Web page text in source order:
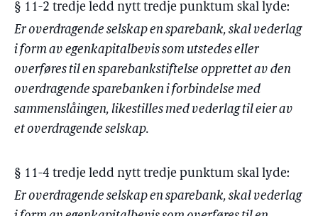
§ 11-2 tredje ledd nytt tredje punktum skal lyde:
Er overdragende selskap en sparebank, skal vederlag
i form av egenkapitalbevis som utstedes eller
overføres til en sparebankstiftelse opprettet av den
overdragende sparebanken i forbindelse med
sammenslåingen, likestilles med vederlag til eier av
et overdragende selskap.
§ 11-4 tredje ledd nytt tredje punktum skal lyde:
Er overdragende selskap en sparebank, skal vederlag